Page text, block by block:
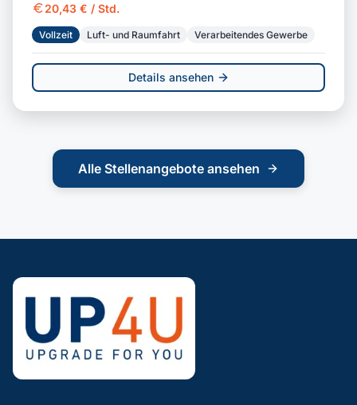
20,43 € / Std.
Vollzeit Luft- und Raumfahrt Verarbeitendes Gewerbe
Details ansehen
Alle Stellenangebote ansehen